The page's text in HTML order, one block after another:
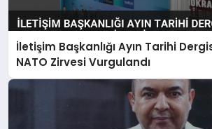
İletişim Başkanlığı Ayın Tarihi
NATO Zirvesi Vurgulandı